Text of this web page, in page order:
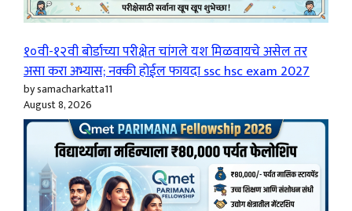
१०वी-१२वी बोर्डाच्या परीक्षेत चांगले यश मिळवायचे असेल तर
असा करा अभ्यास; नक्की होईल फायदा ssc hsc exam 2027
by samacharkatta11
August 8, 2026